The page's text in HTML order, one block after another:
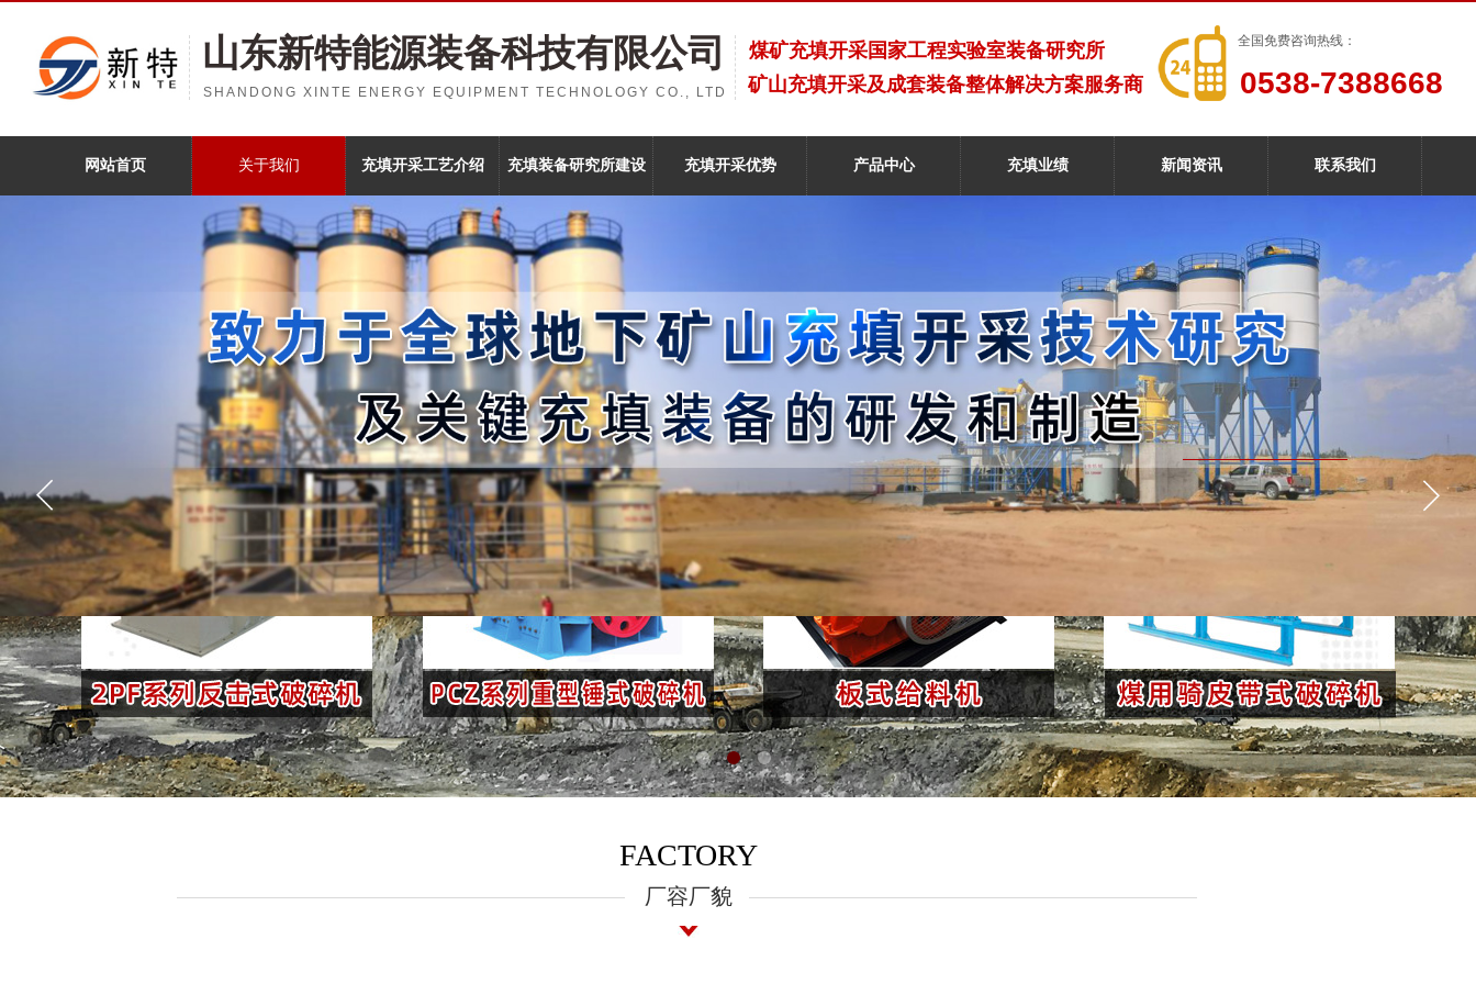
山东新特能源装备科技有限公司 全国免费咨询热线：
0538-7388668
SHANDONG XINTE ENERGY EQUIPMENT TECHNOLOGY CO., LTD
煤矿充填开采国家工程实验室装备研究所
矿山充填开采及成套装备整体解决方案服务商
网站首页 关于我们 充填开采工艺介绍 充填装备研究所建设 充填开采优势 产品中心 充填业绩 新闻资讯 联系我们
厂容厂貌​
FACTORY